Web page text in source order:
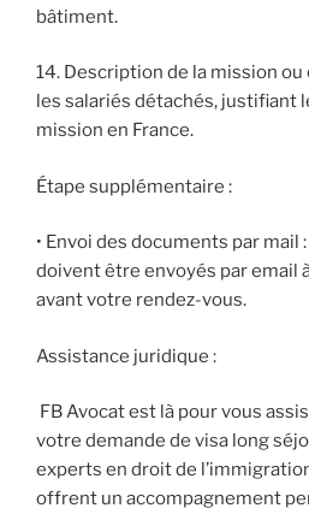
bâtiment.
14. Description de la mission
les salariés détachés, justifiant
mission en France.
Étape supplémentaire :
• Envoi des documents par mail
doivent être envoyés par email à
avant votre rendez-vous.
Assistance juridique :
FB Avocat est là pour vous
votre demande de visa long
experts en droit de
offrent un accompagnement